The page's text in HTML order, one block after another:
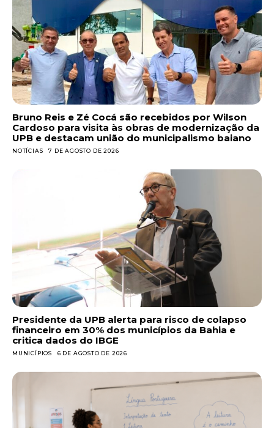
Bruno Reis e Zé Cocá são recebidos por Wilson
Cardoso para visita às obras de modernização da
UPB e destacam união do municipalismo baiano
NOTÍCIAS 7 DE AGOSTO DE 2026
Presidente da UPB alerta para risco de colapso
financeiro em 30% dos municípios da Bahia e
critica dados do IBGE
MUNICÍPIOS 6 DE AGOSTO DE 2026